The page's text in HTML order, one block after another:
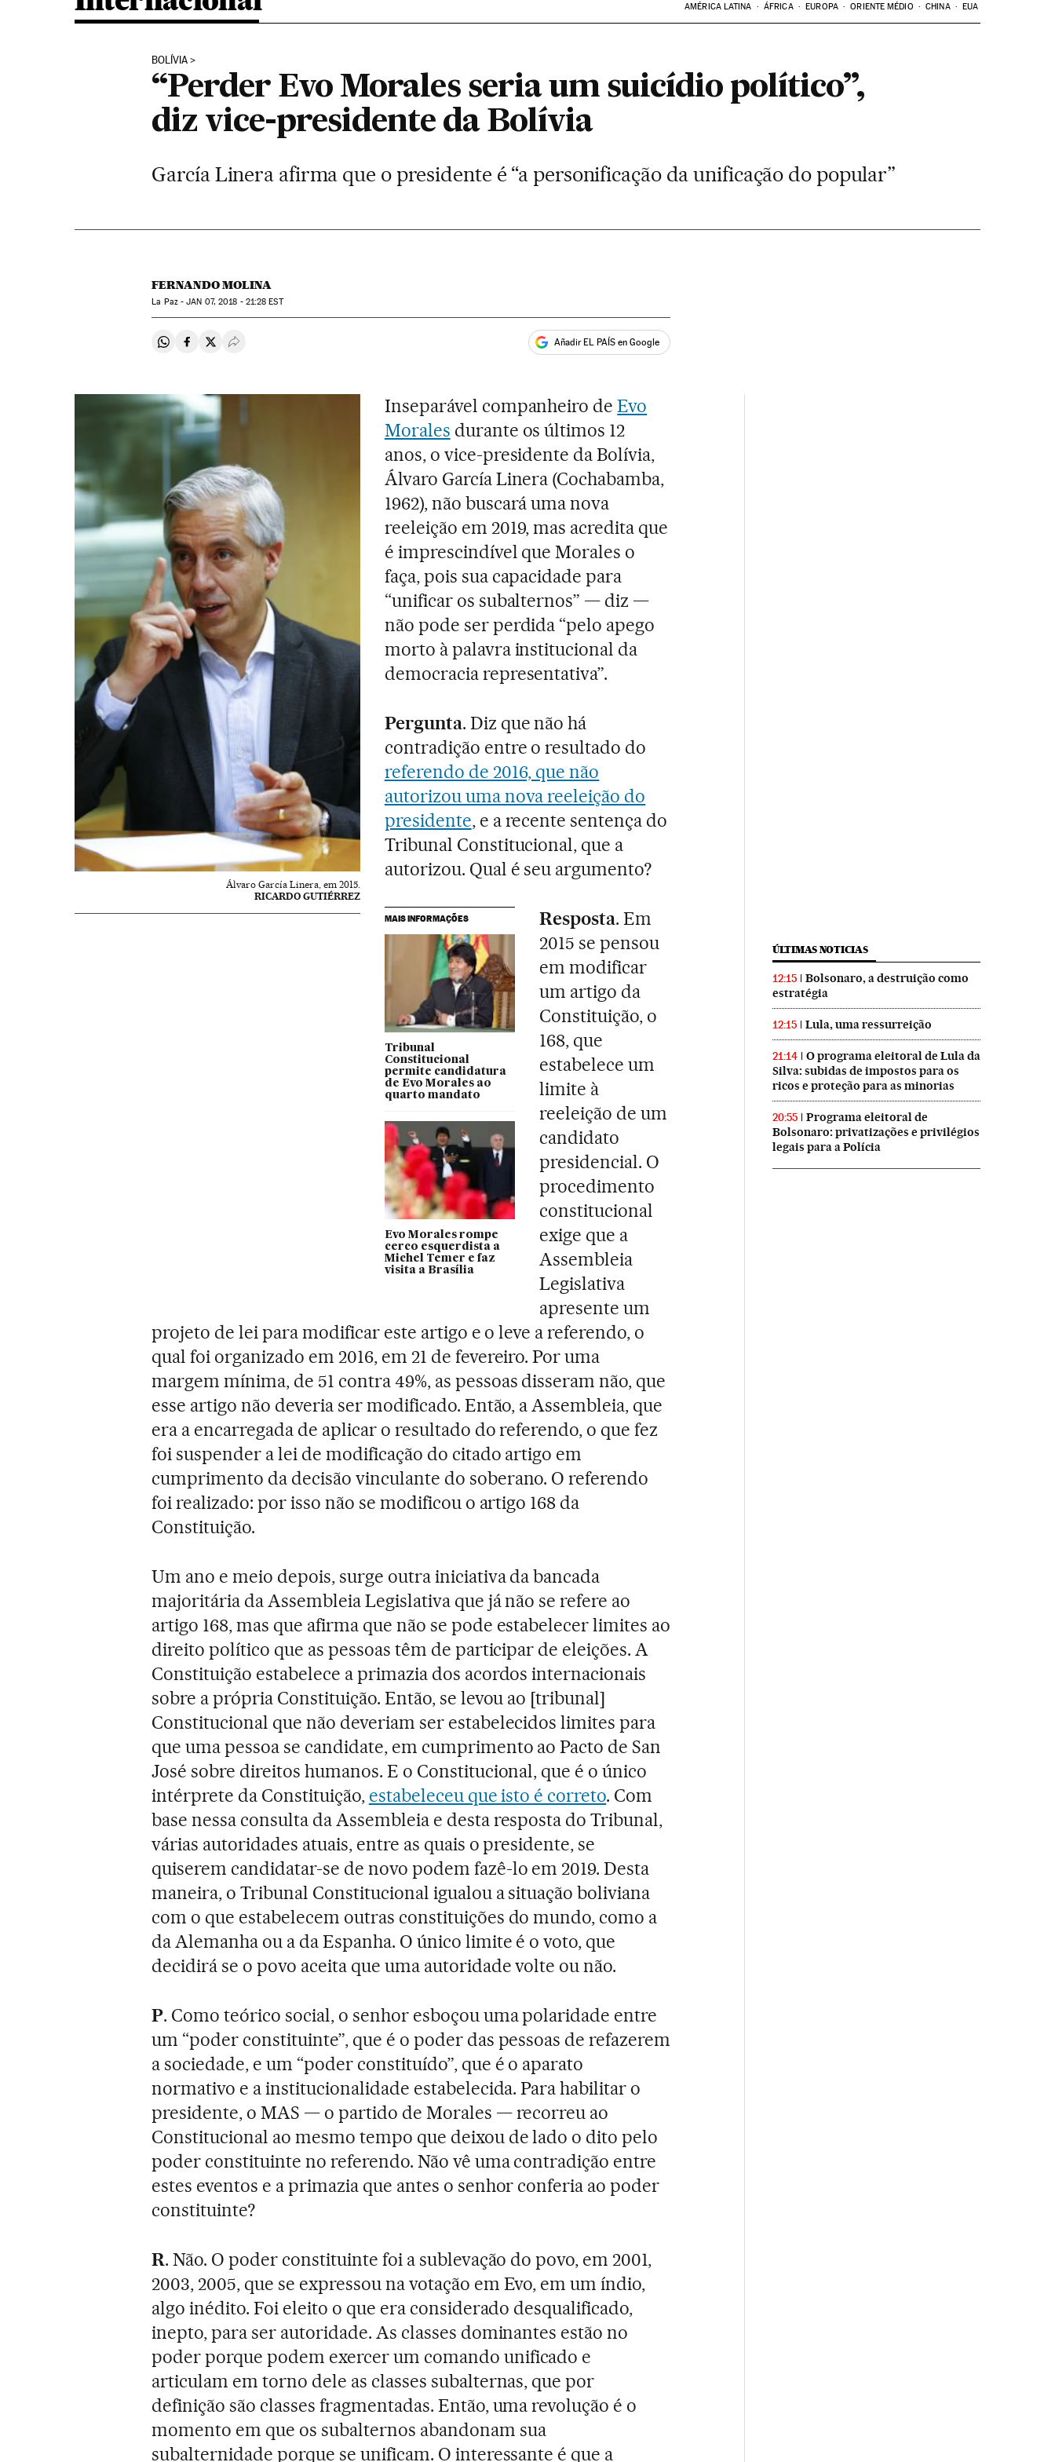
AMÉRICA LATINA ÁFRICA EUROPA ORIENTE MÉDIO CHINA EUA
BOLÍVIA
“Perder Evo Morales seria um suicídio político”,
diz vice-presidente da Bolívia
García Linera afirma que o presidente é “a personificação da unificação do popular”
FERNANDO MOLINA
La Paz -JAN 07, 2018 - 21:28 EST
Compartir en Whatsapp
Compartir en Facebook
Compartir en Twitter
Desplegar Redes Sociales Añadir EL PAÍS en Google
Álvaro García Linera, em 2015.
RICARDO GUTIÉRREZ
Inseparável companheiro deEvo
Morales durante os últimos 12
anos, o vice-presidente da Bolívia,
Álvaro García Linera (Cochabamba,
1962), não buscará uma nova
reeleição em 2019, mas acredita que
é imprescindível que Morales o
faça, pois sua capacidade para
“unificar os subalternos” — diz —
não pode ser perdida “pelo apego
morto à palavra institucional da
democracia representativa”.
Pergunta. Diz que não há
contradição entre o resultado do
referendo de 2016, que não
autorizou uma nova reeleição do
presidente, e a recente sentença do
Tribunal Constitucional, que a
autorizou. Qual é seu argumento?
MAIS INFORMAÇÕES
Tribunal
Constitucional
permite candidatura
de Evo Morales ao
quarto mandato
Evo Morales rompe
cerco esquerdista a
Michel Temer e faz
visita a Brasília
Resposta. Em
2015 se pensou
em modificar
um artigo da
Constituição, o
168, que
estabelece um
limite à
reeleição de um
candidato
presidencial. O
procedimento
constitucional
exige que a
Assembleia
Legislativa
apresente um
projeto de lei para modificar este artigo e o leve a referendo, o
qual foi organizado em 2016, em 21 de fevereiro. Por uma
margem mínima, de 51 contra 49%, as pessoas disseram não, que
esse artigo não deveria ser modificado. Então, a Assembleia, que
era a encarregada de aplicar o resultado do referendo, o que fez
foi suspender a lei de modificação do citado artigo em
cumprimento da decisão vinculante do soberano. O referendo
foi realizado: por isso não se modificou o artigo 168 da
Constituição.
Um ano e meio depois, surge outra iniciativa da bancada
majoritária da Assembleia Legislativa que já não se refere ao
artigo 168, mas que afirma que não se pode estabelecer limites ao
direito político que as pessoas têm de participar de eleições. A
Constituição estabelece a primazia dos acordos internacionais
sobre a própria Constituição. Então, se levou ao [tribunal]
Constitucional que não deveriam ser estabelecidos limites para
que uma pessoa se candidate, em cumprimento ao Pacto de San
José sobre direitos humanos. E o Constitucional, que é o único
intérprete da Constituição, estabeleceu que isto é correto. Com
base nessa consulta da Assembleia e desta resposta do Tribunal,
várias autoridades atuais, entre as quais o presidente, se
quiserem candidatar-se de novo podem fazê-lo em 2019. Desta
maneira, o Tribunal Constitucional igualou a situação boliviana
com o que estabelecem outras constituições do mundo, como a
da Alemanha ou a da Espanha. O único limite é o voto, que
decidirá se o povo aceita que uma autoridade volte ou não.
P. Como teórico social, o senhor esboçou uma polaridade entre
um “poder constituinte”, que é o poder das pessoas de refazerem
a sociedade, e um “poder constituído”, que é o aparato
normativo e a institucionalidade estabelecida. Para habilitar o
presidente, o MAS — o partido de Morales — recorreu ao
Constitucional ao mesmo tempo que deixou de lado o dito pelo
poder constituinte no referendo. Não vê uma contradição entre
estes eventos e a primazia que antes o senhor conferia ao poder
constituinte?
R. Não. O poder constituinte foi a sublevação do povo, em 2001,
2003, 2005, que se expressou na votação em Evo, em um índio,
algo inédito. Foi eleito o que era considerado desqualificado,
inepto, para ser autoridade. As classes dominantes estão no
poder porque podem exercer um comando unificado e
articulam em torno dele as classes subalternas, que por
definição são classes fragmentadas. Então, uma revolução é o
momento em que os subalternos abandonam sua
subalternidade porque se unificam. O interessante é que a
ÚLTIMAS NOTICIAS
12:15
Bolsonaro, a destruição como
estratégia
12:15 Lula, uma ressurreição
21:14
O programa eleitoral de Lula da
Silva: subidas de impostos para os
ricos e proteção para as minorias
20:55
Programa eleitoral de
Bolsonaro: privatizações e privilégios
legais para a Polícia